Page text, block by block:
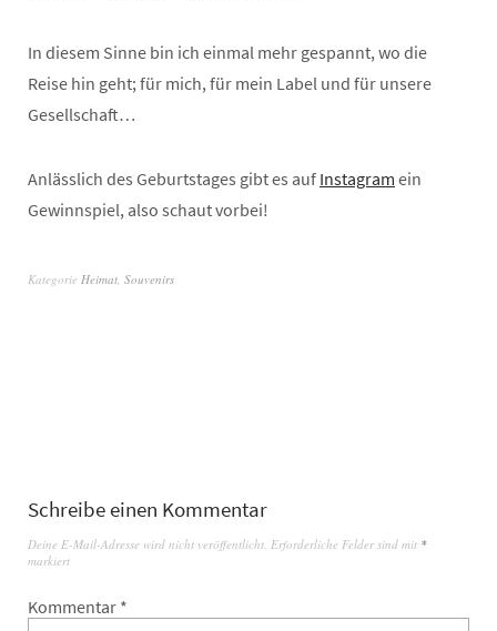
In diesem Sinne bin ich einmal mehr gespannt, wo die
Reise hin geht; für mich, für mein Label und für unsere
Gesellschaft…
Anlässlich des Geburtstages gibt es auf Instagram ein
Gewinnspiel, also schaut vorbei!
Kategorie Heimat Souvenirs
Schreibe einen Kommentar
Deine E-Mail-Adresse wird nicht veröffentlicht. Erforderliche Felder sind mit *
markiert
Kommentar *